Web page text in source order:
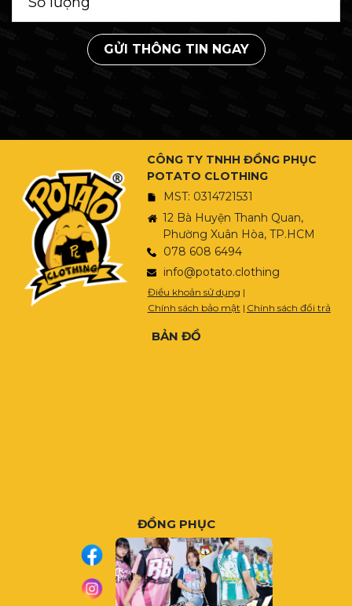
GỬI THÔNG TIN NGAY
CÔNG TY TNHH ĐỒNG PHỤC
POTATO CLOTHING
MST: 0314721531
12 Bà Huyện Thanh Quan,
Phường Xuân Hòa, TP.HCM
078 608 6494
info@potato.clothing
Điều khoản sử dụng |
Chính sách bảo mật | Chính sách đổi trả
BẢN ĐỒ
ĐỒNG PHỤC